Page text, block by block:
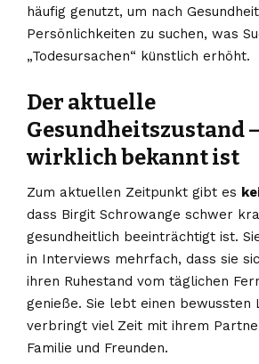
häufig genutzt, um nach
Persönlichkeiten zu suchen, was
„Todesursachen“ künstlich erhöht.
Der aktuelle
Gesundheitszustand
wirklich bekannt ist
Zum aktuellen Zeitpunkt gibt es
dass Birgit Schrowange schwer
gesundheitlich beeinträchtigt ist.
in Interviews mehrfach, dass sie
ihren Ruhestand vom täglichen
genieße. Sie lebt einen bewussten
verbringt viel Zeit mit ihrem
Familie und Freunden.